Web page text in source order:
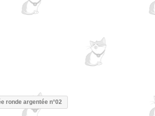
ronde argentée n°02